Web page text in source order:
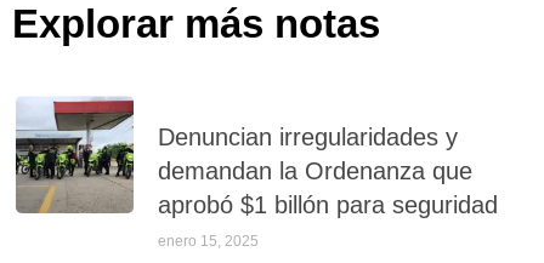
Explorar más notas
Denuncian irregularidades y
demandan la Ordenanza que
aprobó $1 billón para seguridad
enero 15, 2025